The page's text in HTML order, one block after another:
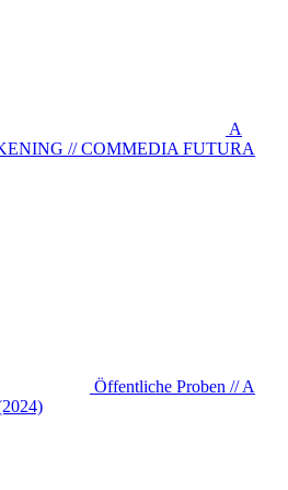
A
// COMMEDIA FUTURA
Öffentliche Proben // A